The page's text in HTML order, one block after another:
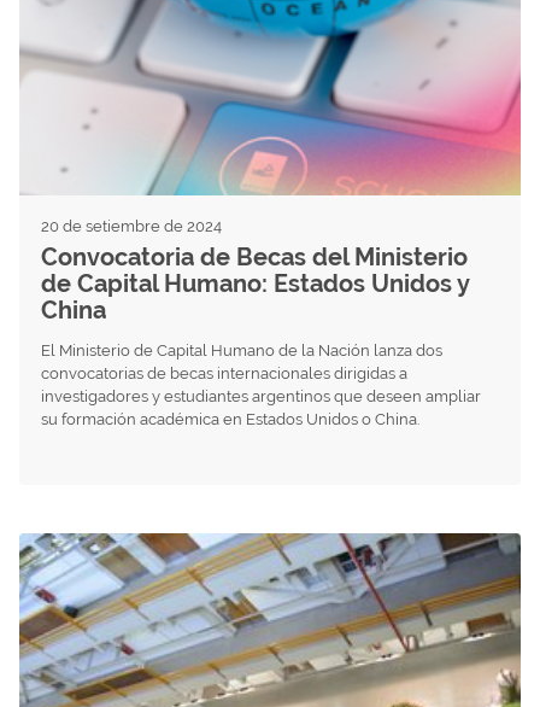
20 de setiembre de 2024
Convocatoria de Becas del Ministerio
de Capital Humano: Estados Unidos y
China
El Ministerio de Capital Humano de la Nación lanza dos
convocatorias de becas internacionales dirigidas a
investigadores y estudiantes argentinos que deseen ampliar
su formación académica en Estados Unidos o China.